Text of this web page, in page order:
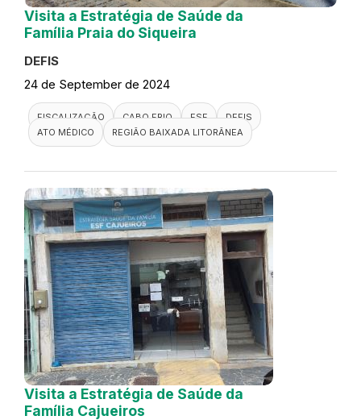
Visita a Estratégia de Saúde da
Família Praia do Siqueira
DEFIS
24 de September de 2024
FISCALIZAÇÃO CABO FRIO ESF
DEFIS
ATO MÉDICO
REGIÃO BAIXADA LITORÂNEA
Visita a Estratégia de Saúde da
Família Cajueiros